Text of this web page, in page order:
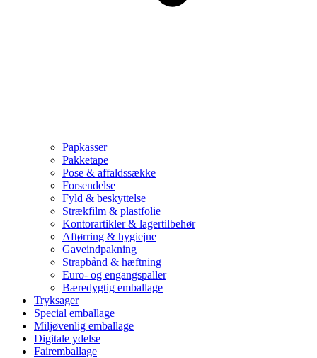
Papkasser
Pakketape
Pose & affaldssække
Forsendelse
Fyld & beskyttelse
Strækfilm & plastfolie
Kontorartikler & lagertilbehør
Aftørring & hygiejne
Gaveindpakning
Strapbånd & hæftning
Euro- og engangspaller
Bæredygtig emballage
Tryksager
Special emballage
Miljøvenlig emballage
Digitale ydelse
Fairemballage